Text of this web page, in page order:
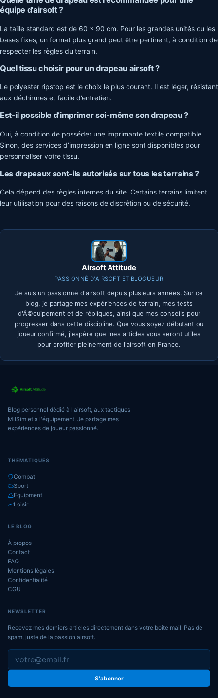
équipe d'airsoft ?
La taille standard est de 60 x 90 cm. Pour les grandes unités ou les
bases fixes, un format plus grand peut être pertinent, à condition de
respecter les règles du terrain.
Quel tissu choisir pour un drapeau airsoft ?
Le polyester ripstop est le choix le plus courant. Il est léger, résistant
aux déchirures et facile d’entretien.
Est-il possible d’imprimer soi-même son drapeau ?
Oui, à condition de posséder une imprimante textile compatible.
Sinon, des services d’impression en ligne sont disponibles pour
personnaliser votre tissu.
Les drapeaux sont-ils autorisés sur tous les terrains ?
Cela dépend des règles internes du site. Certains terrains limitent
leur utilisation pour des raisons de discrétion ou de sécurité.
Airsoft Attitude
PASSIONNÉ D'AIRSOFT ET BLOGUEUR
Je suis un passionné d'airsoft depuis plusieurs années. Sur ce
blog, je partage mes expériences de terrain, mes tests
d'Ã©quipement et de répliques, ainsi que mes conseils pour
progresser dans cette discipline. Que vous soyez débutant ou
joueur confirmé, j'espère que mes articles vous seront utiles
pour profiter pleinement de l'airsoft en France.
Blog personnel dédié à l'airsoft, aux tactiques
MilSim et à l'équipement. Je partage mes
expériences de joueur passionné.
THÉMATIQUES
Combat
Sport
Equipment
Loisir
LE BLOG
À propos
Contact
FAQ
Mentions légales
Confidentialité
CGU
NEWSLETTER
Recevez mes derniers articles directement dans votre boite mail. Pas de
spam, juste de la passion airsoft.
S'abonner